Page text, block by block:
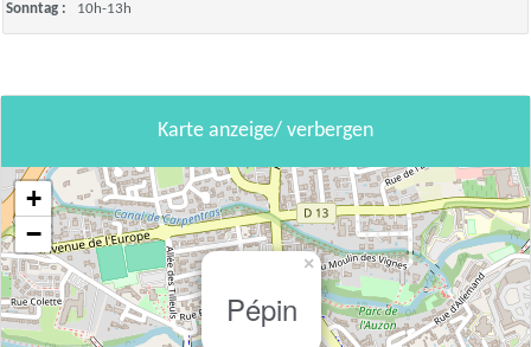
Sonntag : 10h-13h
Karte anzeige/ verbergen
Pépin
×
+
−